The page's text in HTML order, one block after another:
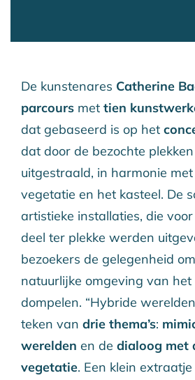
De kunstenares Catherine
parcours met tien
dat gebaseerd is op het
dat door de bezochte
uitgestraald, in harmonie
vegetatie en het kasteel. De
artistieke installaties, die
deel ter plekke werden
bezoekers de gelegenheid
natuurlijke omgeving van
dompelen. “Hybride
teken van drie thema’s:
werelden en de dialoog met
vegetatie. Een klein